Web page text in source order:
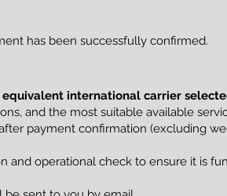
has been successfully confirmed.
equivalent international carrier
and the most suitable available
payment confirmation (excluding
and operational check to ensure it is